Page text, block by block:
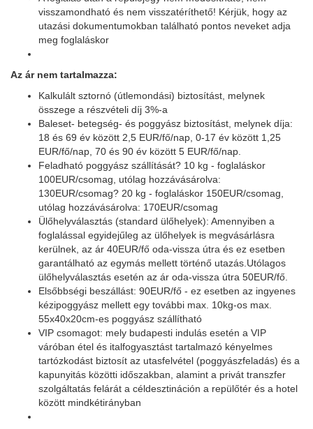
visszamondható és nem visszatéríthető! Kérjük, hogy az
utazási dokumentumokban található pontos neveket adja
meg foglaláskor
Az ár nem tartalmazza:
Kalkulált sztornó (útlemondási) biztosítást, melynek
összege a részvételi díj 3%-a
Baleset- betegség- és poggyász biztosítást, melynek díja:
18 és 69 év között 2,5 EUR/fő/nap, 0-17 év között 1,25
EUR/fő/nap, 70 és 90 év között 5 EUR/fő/nap.
Feladható poggyász szállítását? 10 kg - foglaláskor
100EUR/csomag, utólag hozzávásárolva:
130EUR/csomag? 20 kg - foglaláskor 150EUR/csomag,
utólag hozzávásárolva: 170EUR/csomag
Ülőhelyválasztás (standard ülőhelyek): Amennyiben a
foglalással egyidejűleg az ülőhelyek is megvásárlásra
kerülnek, az ár 40EUR/fő oda-vissza útra és ez esetben
garantálható az egymás mellett történő utazás.Utólagos
ülőhelyválasztás esetén az ár oda-vissza útra 50EUR/fő.
Elsőbbségi beszállást: 90EUR/fő - ez esetben az ingyenes
kézipoggyász mellett egy további max. 10kg-os max.
55x40x20cm-es poggyász szállítható
VIP csomagot: mely budapesti indulás esetén a VIP
váróban étel és italfogyasztást tartalmazó kényelmes
tartózkodást biztosít az utasfelvétel (poggyászfeladás) és a
kapunyitás közötti időszakban, alamint a privát transzfer
szolgáltatás felárát a céldesztináción a repülőtér és a hotel
között mindkétirányban